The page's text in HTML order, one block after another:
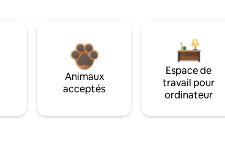
Animaux
acceptés
Espace de
travail pour
ordinateur